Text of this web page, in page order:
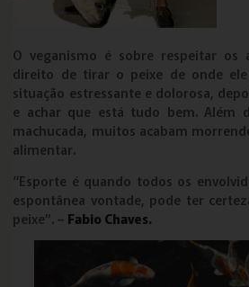
O veganismo é sobre respeitar os
direito de tirar o peixe de onde
situação estressante e dolorosa,
e achar que está tudo bem. Além
machucada, muitos acabam
alimentar.
“Esporte é quando todos os
espontânea vontade, pode ter
peixe”. – Fabio Chaves.